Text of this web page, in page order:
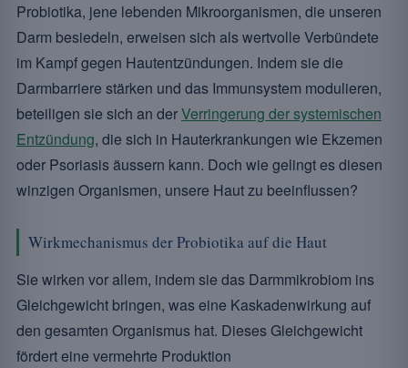
Probiotika, jene lebenden Mikroorganismen, die unseren
Darm besiedeln, erweisen sich als wertvolle Verbündete
im Kampf gegen Hautentzündungen. Indem sie die
Darmbarriere stärken und das Immunsystem modulieren,
beteiligen sie sich an derVerringerung der systemischen
Entzündung, die sich in Hauterkrankungen wie Ekzemen
oder Psoriasis äussern kann. Doch wie gelingt es diesen
winzigen Organismen, unsere Haut zu beeinflussen?
Wirkmechanismus der Probiotika auf die Haut
Sie wirken vor allem, indem sie das Darmmikrobiom ins
Gleichgewicht bringen, was eine Kaskadenwirkung auf
den gesamten Organismus hat. Dieses Gleichgewicht
fördert eine vermehrte Produktion